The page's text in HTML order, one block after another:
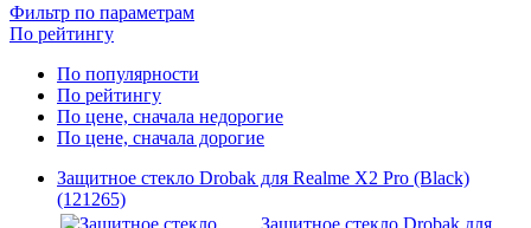
Фильтр по параметрам
По рейтингу
По популярности
По рейтингу
По цене, сначала недорогие
По цене, сначала дорогие
Защитное стекло Drobak для Realme X2 Pro (Black)
(121265)
Защитное стекло Drobak для